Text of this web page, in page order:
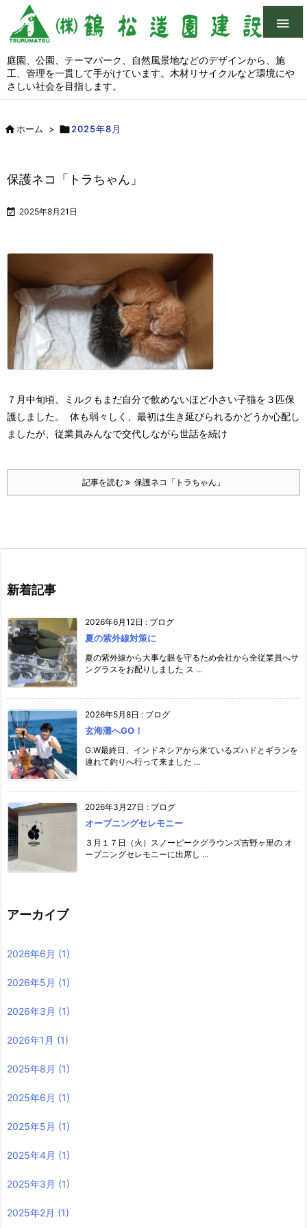

庭園、公園、テーマパーク、自然風景地などのデザインから、施
工、管理を一貫して手がけています。木材リサイクルなど環境にや
さしい社会を目指します。
ホーム > 2025年8月
保護ネコ「トラちゃん」
 2025年8月21日
７月中旬頃、ミルクもまだ自分で飲めないほど小さい子猫を３匹保
護しました。
体も弱々しく、最初は生き延びられるかどうか心配し
ましたが、従業員みんなで交代しながら世話を続け
記事を読む 保護ネコ「トラちゃん」
新着記事
2026年6月12日 : ブログ
夏の紫外線対策に
夏の紫外線から大事な眼を守るため会社から全従業員へサ
ングラスをお配りしました ス ...
2026年5月8日 : ブログ
玄海灘へGO！
G.W最終日、インドネシアから来ているズハドとギランを
連れて釣りへ行って来ました ...
2026年3月27日 : ブログ
オープニングセレモニー
３月１７日（火）スノーピークグラウンズ吉野ヶ里の オ
ープニングセレモニーに出席し ...
アーカイブ
2026年6月 (1)
2026年5月 (1)
2026年3月 (1)
2026年1月 (1)
2025年8月 (1)
2025年6月 (1)
2025年5月 (1)
2025年4月 (1)
2025年3月 (1)
2025年2月 (1)